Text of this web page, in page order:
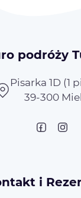
podróży
Pisarka 1D (1
39-300
i